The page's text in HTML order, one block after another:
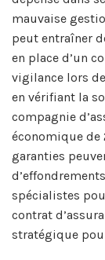
mauvaise
peut entraîner
en place d’un
vigilance lors
en vérifiant la
compagnie
économique de
garanties
spécialistes
contrat
stratégique